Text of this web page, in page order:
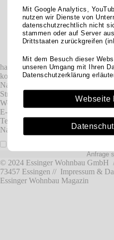
Mit Google Analytics,
nutzen wir Dienste von
datenschutzrechtlich nicht
stammen oder auf Server
Drittstaaten zurückgreifen
Mit dem Besuch dieser
unseren Umgang mit Ihren
Datenschutzerklärung
Webseite
Kaution über ein
möglich.
Wir unterstützen Sie
Neuvermietung Ihrer
haben sie interesse an unserem
kontaktieren sie uns
Name
Straße
Wohnort
E-Mail
Telefon
Nachricht
© 2024 Essinger Wohnbau GmbH
73457 Essingen // Impressum &
Essinger Wohnbau Magazin